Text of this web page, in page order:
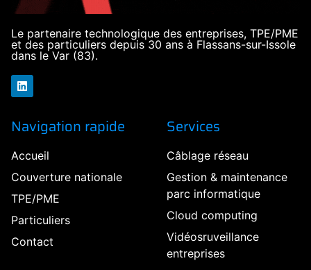
Le partenaire technologique des entreprises, TPE/PME
et des particuliers depuis 30 ans à Flassans-sur-Issole
dans le Var (83).
Navigation rapide
Accueil
Couverture nationale
TPE/PME
Particuliers
Contact
Services
Câblage réseau
Gestion & maintenance
parc informatique
Cloud computing
Vidéosruveillance
entreprises